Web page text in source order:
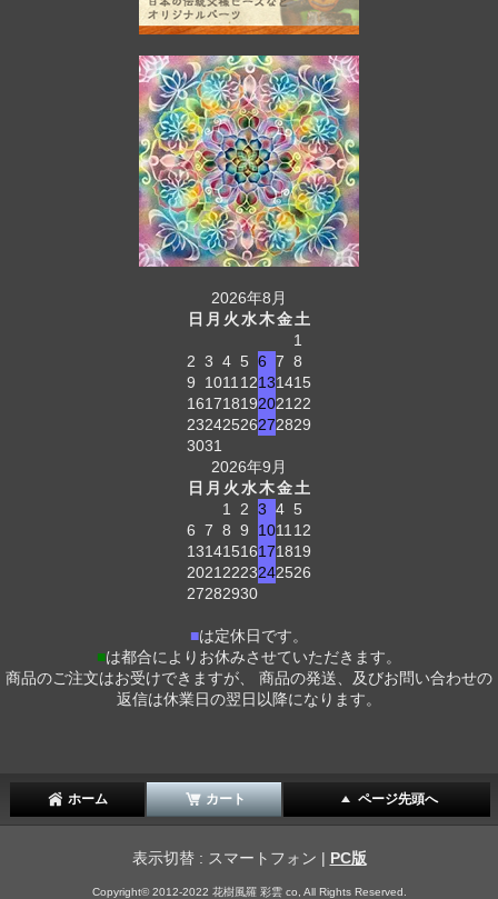
2026年8月
日 月 火水木金土
1
2 3 4 5 6 7 8
9
1011 12131415
161718192021 22
23242526272829
3031
2026年9月
日 月 火水木金土
1
2 3 4 5
6 7 8 9 1011 12
13141516171819
2021 2223242526
27282930
■は定休日です。
■は都合によりお休みさせていただきます。
商品のご注文はお受けできますが、 商品の発送、及びお問い合わせの
返信は休業日の翌日以降になります。
ホーム カート ページ先頭へ
表示切替 : スマートフォン | PC版
Copyright© 2012-2022 花樹風羅 彩雲 co, All Rights Reserved.